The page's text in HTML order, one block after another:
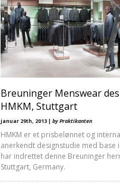
Breuninger Menswear
HMKM, Stuttgart
januar 29th, 2013 | by Praktikanten
HMKM er et prisbelønnet og
anerkendt designstudie med base
har indrettet denne Breuninger
Stuttgart, Germany.